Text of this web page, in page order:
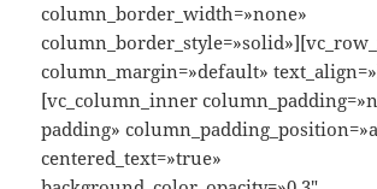
column_border_width=»none»
column_margin=»default»
[vc_column_inner
padding»
centered_text=»true»